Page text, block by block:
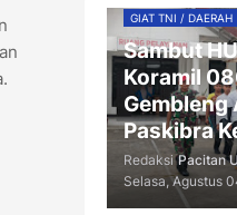
GIAT TNI / DAERAH
Sambut
Koramil
Gembleng
Paskibra
Redaksi Pacitan
Selasa, Agustus